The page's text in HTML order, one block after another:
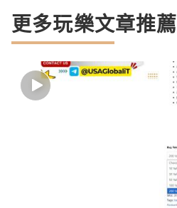
更多玩樂文章推薦